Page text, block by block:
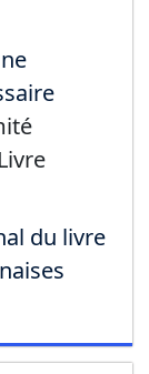
du livre